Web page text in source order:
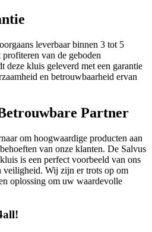
leverbaar binnen 3 tot 5
van de geboden
deze kluis geleverd met een garantie
en betrouwbaarheid ervan
Partner
om hoogwaardige producten aan
van onze klanten. De Salvus
is een perfect voorbeeld van ons
veiligheid. Wij zijn er trots op om
oplossing om uw waardevolle